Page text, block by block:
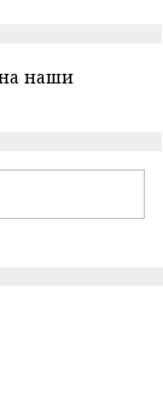
наши